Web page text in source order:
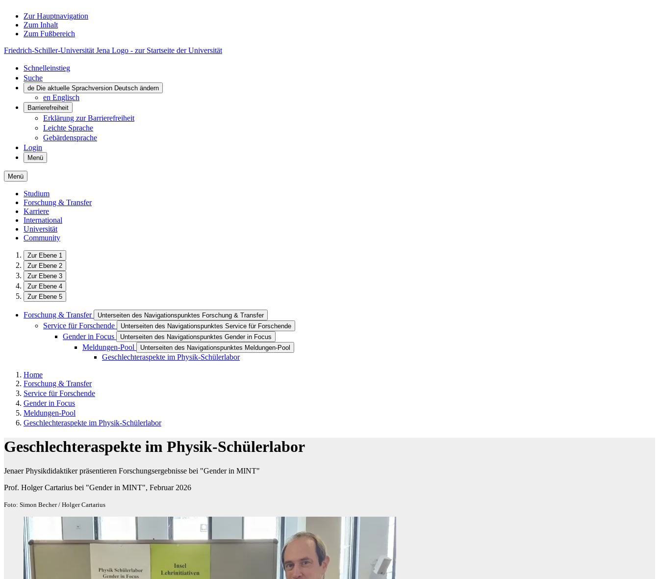
Zur Hauptnavigation
Zum Inhalt
Zum Fußbereich
Friedrich-Schiller-Universität Jena Logo - zur Startseite der Universität
Schnelleinstieg
Suche
de Die aktuelle Sprachversion Deutsch ändern
en Englisch
Barrierefreiheit
Erklärung zur Barrierefreiheit
Leichte Sprache
Gebärdensprache
Login
Menü
Menü
Studium
Forschung & Transfer
Karriere
International
Universität
Community
Zur Ebene 1
Zur Ebene 2
Zur Ebene 3
Zur Ebene 4
Zur Ebene 5
Forschung & Transfer Unterseiten des Navigationspunktes Forschung & Transfer
Service für Forschende Unterseiten des Navigationspunktes Service für Forschende
Gender in Focus Unterseiten des Navigationspunktes Gender in Focus
Meldungen-Pool Unterseiten des Navigationspunktes Meldungen-Pool
Geschlechteraspekte im Physik-Schülerlabor
Home
Forschung & Transfer
Service für Forschende
Gender in Focus
Meldungen-Pool
Geschlechteraspekte im Physik-Schülerlabor
Geschlechteraspekte im Physik-Schülerlabor
Jenaer Physikdidaktiker präsentieren Forschungsergebnisse bei "Gender in MINT"
Prof. Holger Cartarius bei "Gender in MINT", Februar 2026
Foto: Simon Becher / Holger Cartarius